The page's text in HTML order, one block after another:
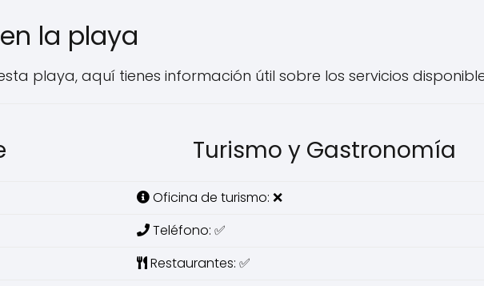
la playa
playa, aquí tienes información útil sobre los servicios
Turismo y Gastronomía
Oficina de turismo: ❌
Teléfono: ✅
Restaurantes: ✅